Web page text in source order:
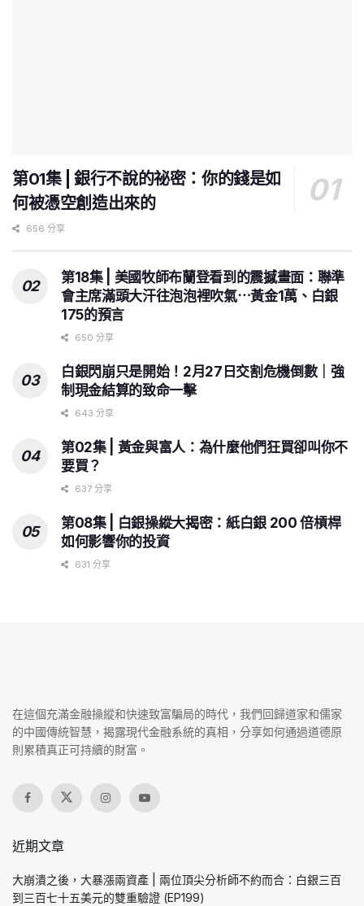
第01集 | 銀行不說的祕密：你的錢是如
何被憑空創造出來的
656 分享
第18集 | 美國牧師布蘭登看到的震撼畫面：聯準
會主席滿頭大汗往泡泡裡吹氣⋯黃金1萬、白銀
175的預言
650 分享
白銀閃崩只是開始！2月27日交割危機倒數｜強
制現金結算的致命一擊
643 分享
第02集 | 黃金與富人：為什麼他們狂買卻叫你不
要買？
637 分享
第08集 | 白銀操縱大揭密：紙白銀 200 倍槓桿
如何影響你的投資
631 分享
在這個充滿金融操縱和快速致富騙局的時代，我們回歸道家和儒家
的中國傳統智慧，揭露現代金融系統的真相，分享如何通過道德原
則累積真正可持續的財富。
近期文章
大崩潰之後，大暴漲兩資產 | 兩位頂尖分析師不約而合：白銀三百
到三百七十五美元的雙重驗證 (EP199)